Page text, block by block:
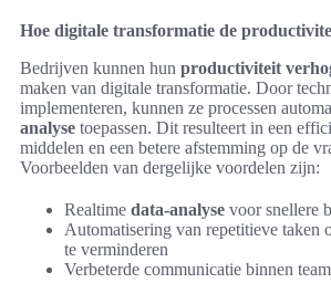
Hoe digitale transformatie de
Bedrijven kunnen hun productiviteit
maken van digitale transformatie. Door
implementeren, kunnen ze processen
analyse toepassen. Dit resulteert in een
middelen en een betere afstemming op de
Voorbeelden van dergelijke voordelen zijn:
Realtime data-analyse voor snellere
Automatisering van repetitieve taken
te verminderen
Verbeterde communicatie binnen